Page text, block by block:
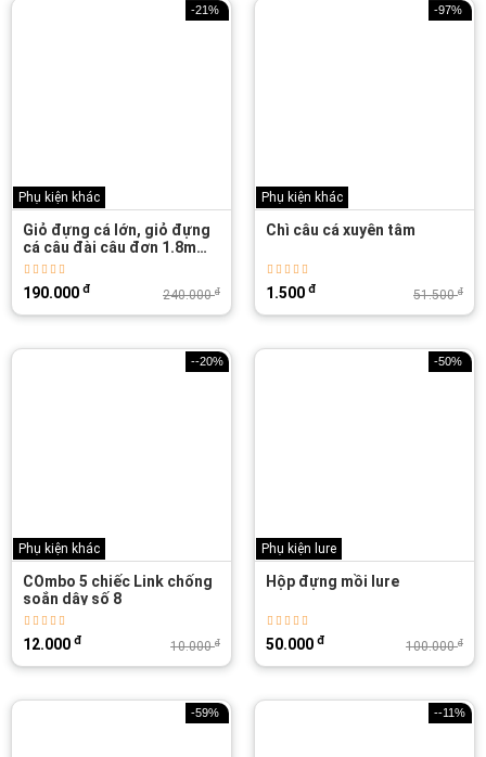
-21%
Phụ kiện khác
Giỏ đựng cá lớn, giỏ đựng
cá câu đài câu đơn 1.8m
2.5m
240.000đ
190.000 đ
-97%
Phụ kiện khác
Chì câu cá xuyên tâm
51.500đ
1.500 đ
--20%
Phụ kiện khác
COmbo 5 chiếc Link chống
soắn dây số 8
10.000đ
12.000 đ
-50%
Phụ kiện lure
Hộp đựng mồi lure
100.000đ
50.000 đ
-59% --11%